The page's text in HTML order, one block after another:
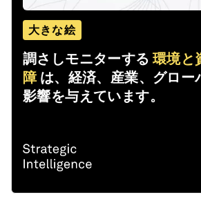
大きな絵
調さしモニターする 環境と
障 は、経済、産業、グロー
影響を与えています。